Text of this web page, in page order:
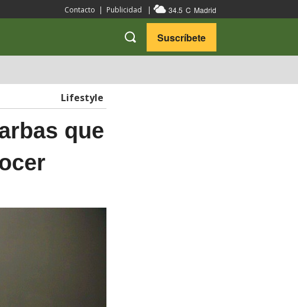
Contacto | Publicidad | 34.5 C Madrid
Suscríbete
Lifestyle
que